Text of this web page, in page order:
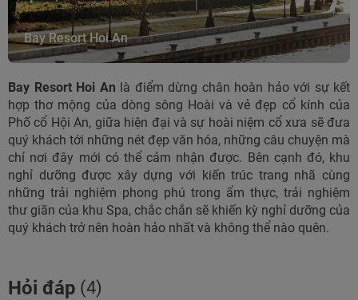
Bay Resort Hoi An
Bay Resort Hoi An là điểm dừng chân hoàn hảo với sự kết
hợp thơ mộng của dòng sông Hoài và vẻ đẹp cổ kính của
Phố cổ Hội An, giữa hiện đại và sự hoài niệm cổ xưa sẽ đưa
quý khách tới những nét đẹp văn hóa, những câu chuyện mà
chỉ nơi đây mới có thể cảm nhận được. Bên cạnh đó, khu
nghỉ dưỡng được xây dựng với kiến trúc trang nhã cùng
những trải nghiệm phong phú trong ẩm thực, trải nghiệm
thư giãn của khu Spa, chắc chắn sẽ khiến kỳ nghỉ dưỡng của
quý khách trở nên hoàn hảo nhất và không thể nào quên.
Hỏi đáp (4)